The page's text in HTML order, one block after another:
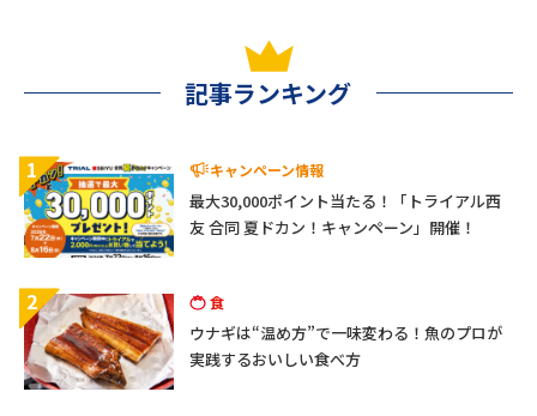
記事ランキング
1 キャンペーン情報
最大30,000ポイント当たる！「トライアル西
友 合同 夏ドカン！キャンペーン」開催！
2 食
ウナギは“温め方”で一味変わる！魚のプロが
実践するおいしい食べ方